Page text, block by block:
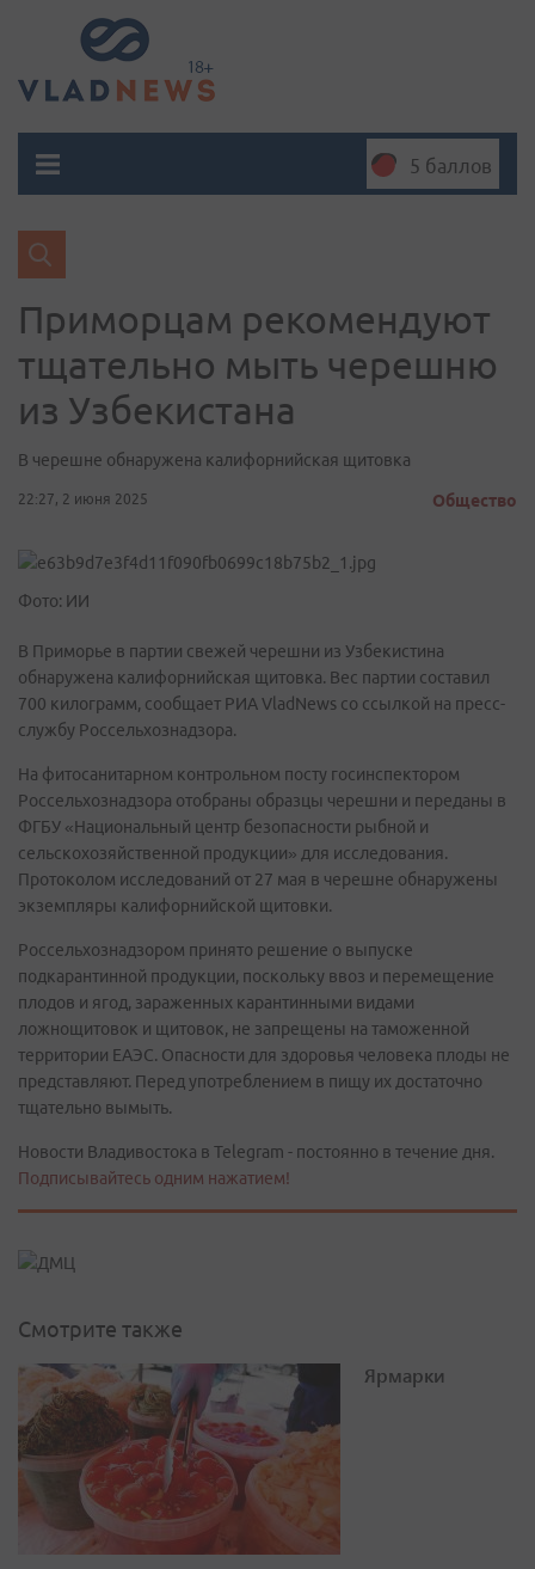
5 баллов
Приморцам рекомендуют
тщательно мыть черешню
из Узбекистана
В черешне обнаружена калифорнийская щитовка
22:27, 2 июня 2025 Общество
Фото: ИИ
В Приморье в партии свежей черешни из Узбекистина
обнаружена калифорнийская щитовка. Вес партии составил
700 килограмм, сообщает РИА VladNews со ссылкой на пресс-
службу Россельхознадзора.
На фитосанитарном контрольном посту госинспектором
Россельхознадзора отобраны образцы черешни и переданы в
ФГБУ «Национальный центр безопасности рыбной и
сельскохозяйственной продукции» для исследования.
Протоколом исследований от 27 мая в черешне обнаружены
экземпляры калифорнийской щитовки.
Россельхознадзором принято решение о выпуске
подкарантинной продукции, поскольку ввоз и перемещение
плодов и ягод, зараженных карантинными видами
ложнощитовок и щитовок, не запрещены на таможенной
территории ЕАЭС. Опасности для здоровья человека плоды не
представляют. Перед употреблением в пищу их достаточно
тщательно вымыть.
Новости Владивостока в Telegram - постоянно в течение дня.
Подписывайтесь одним нажатием!
Смотрите также
Ярмарки